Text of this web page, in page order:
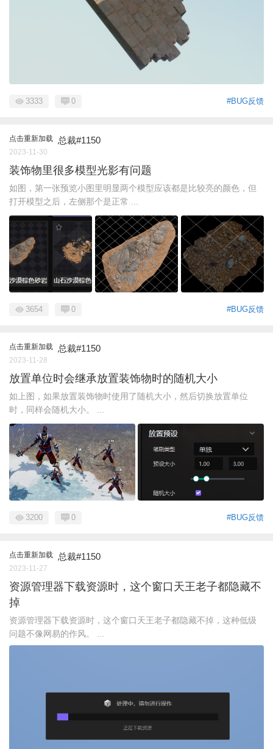
#BUG反馈
3333 0
点击重新加载 总裁#1150
2023-11-30
装饰物里很多模型光影有问题
如图，第一张预览小图里明显两个模型应该都是比较亮的颜色，但
打开模型之后，左侧那个是正常 ...
#BUG反馈
3654 0
点击重新加载 总裁#1150
2023-11-28
放置单位时会继承放置装饰物时的随机大小
如上图，如果放置装饰物时使用了随机大小，然后切换放置单位
时，同样会随机大小。 ...
#BUG反馈
3200 0
点击重新加载 总裁#1150
2023-11-27
资源管理器下载资源时，这个窗口天王老子都隐藏不
掉
资源管理器下载资源时，这个窗口天王老子都隐藏不掉，这种低级
问题不像网易的作风。 ...